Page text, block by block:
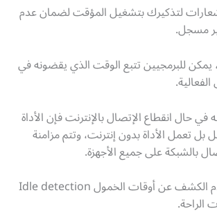
لتذكيرك بتشغيل المؤقت لضمان عدم
مسجل.
للبرمجيين تتبع الوقت الذي يقضونه في
في حال انقطاع الإتصال بالإنترنت فإن الأداة
تعمل الأداة بدون إنترنت، وتتم مزامنة
بالشبكة على جميع الأجهزة.
يستطيع المستخدم الكشف عن أوقات الخمول Idle detection
الراحة.